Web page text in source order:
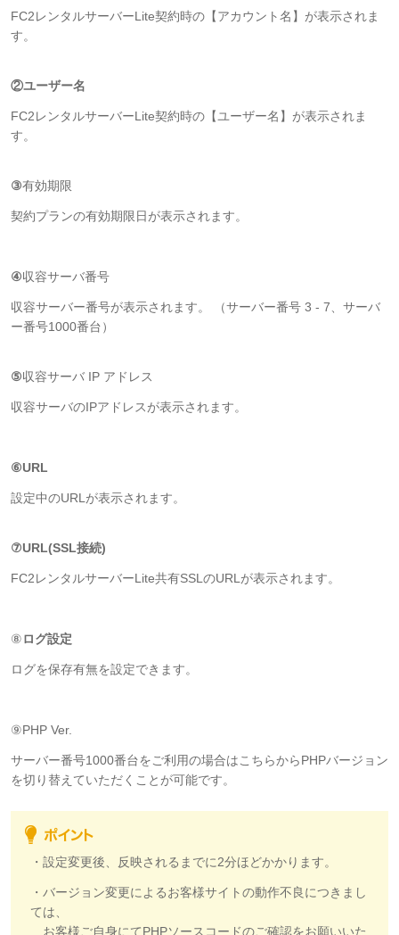
FC2レンタルサーバーLite契約時の【アカウント名】が表示されま
す。
②ユーザー名
FC2レンタルサーバーLite契約時の【ユーザー名】が表示されま
す。
③有効期限
契約プランの有効期限日が表示されます。
④収容サーバ番号
収容サーバー番号が表示されます。 （サーバー番号 3 - 7、サーバ
ー番号1000番台）
⑤収容サーバ IP アドレス
収容サーバのIPアドレスが表示されます。
⑥URL
設定中のURLが表示されます。
⑦URL(SSL接続)
FC2レンタルサーバーLite共有SSLのURLが表示されます。
⑧ログ設定
ログを保存有無を設定できます。
⑨PHP Ver.
サーバー番号1000番台をご利用の場合はこちらからPHPバージョン
を切り替えていただくことが可能です。
・設定変更後、反映されるまでに2分ほどかかります。
・バージョン変更によるお客様サイトの動作不良につきまし
ては、
お客様ご自身にてPHPソースコードのご確認をお願いいた